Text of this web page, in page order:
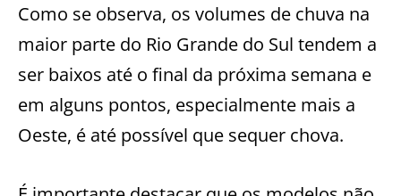
Como se observa, os volumes de chuva na
maior parte do Rio Grande do Sul tendem a
ser baixos até o final da próxima semana e
em alguns pontos, especialmente mais a
Oeste, é até possível que sequer chova.